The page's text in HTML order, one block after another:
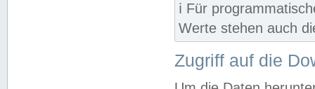
ℹ️ Für
Werte stehen auch
Zugriff auf die